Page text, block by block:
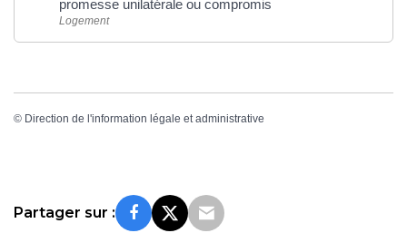
promesse unilatérale ou compromis
Logement
© Direction de l'information légale et administrative
Partager sur :